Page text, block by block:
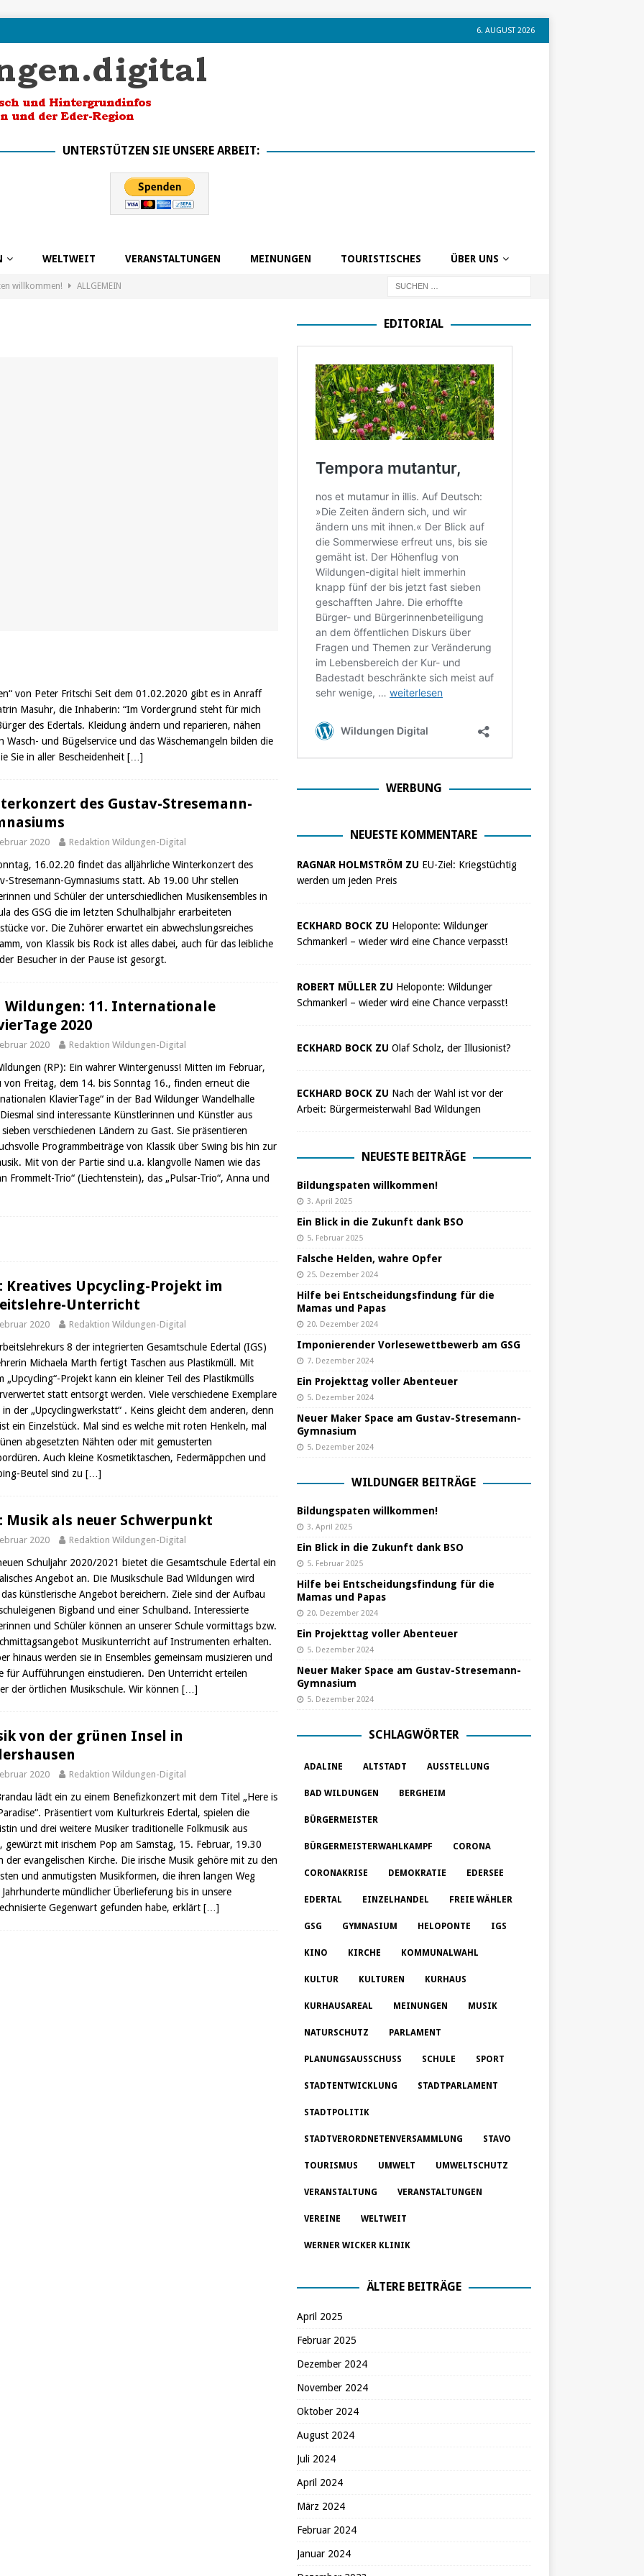
6. AUGUST 2026
UNTERSTÜTZEN SIE UNSERE ARBEIT:
WELTWEIT VERANSTALTUNGEN MEINUNGEN TOURISTISCHES ÜBER UNS
willkommen! ALLGEMEIN
Helden, wahre Opfer
von Peter Fritschi Seit dem 01.02.2020 gibt es in Anraff
Masuhr, die Inhaberin: “Im Vordergrund steht für mich
des Edertals. Kleidung ändern und reparieren, nähen
und Bügelservice und das Wäschemangeln bilden die
Sie in aller Bescheidenheit […]
des Gustav-Stresemann-
2020 Redaktion Wildungen-Digital
16.02.20 findet das alljährliche Winterkonzert des
Stresemann-Gymnasiums statt. Ab 19.00 Uhr stellen
und Schüler der unterschiedlichen Musikensembles in
des GSG die im letzten Schulhalbjahr erarbeiteten
vor. Die Zuhörer erwartet ein abwechslungsreiches
von Klassik bis Rock ist alles dabei, auch für das leibliche
Besucher in der Pause ist gesorgt.
Wildungen: 11. Internationale
2020
2020 Redaktion Wildungen-Digital
(RP): Ein wahrer Wintergenuss! Mitten im Februar,
von Freitag, dem 14. bis Sonntag 16., finden erneut die
KlavierTage“ in der Bad Wildunger Wandelhalle
sind interessante Künstlerinnen und Künstler aus
sieben verschiedenen Ländern zu Gast. Sie präsentieren
Programmbeiträge von Klassik über Swing bis hin zur
Mit von der Partie sind u.a. klangvolle Namen wie das
Frommelt-Trio“ (Liechtenstein), das „Pulsar-Trio“, Anna und
Kreatives Upcycling-Projekt im
Unterricht
2020 Redaktion Wildungen-Digital
8 der integrierten Gesamtschule Edertal (IGS)
Michaela Marth fertigt Taschen aus Plastikmüll. Mit
„Upcycling“-Projekt kann ein kleiner Teil des Plastikmülls
statt entsorgt werden. Viele verschiedene Exemplare
in der „Upcyclingwerkstatt“ . Keins gleicht dem anderen, denn
ein Einzelstück. Mal sind es welche mit roten Henkeln, mal
abgesetzten Nähten oder mit gemusterten
Auch kleine Kosmetiktaschen, Federmäppchen und
Beutel sind zu […]
Musik als neuer Schwerpunkt
2020 Redaktion Wildungen-Digital
Schuljahr 2020/2021 bietet die Gesamtschule Edertal ein
Angebot an. Die Musikschule Bad Wildungen wird
künstlerische Angebot bereichern. Ziele sind der Aufbau
Bigband und einer Schulband. Interessierte
und Schüler können an unserer Schule vormittags bzw.
Musikunterricht auf Instrumenten erhalten.
hinaus werden sie in Ensembles gemeinsam musizieren und
für Aufführungen einstudieren. Den Unterricht erteilen
der örtlichen Musikschule. Wir können […]
von der grünen Insel in
2020 Redaktion Wildungen-Digital
lädt ein zu einem Benefizkonzert mit dem Titel „Here is
Präsentiert vom Kulturkreis Edertal, spielen die
und drei weitere Musiker traditionelle Folkmusik aus
gewürzt mit irischem Pop am Samstag, 15. Februar, 19.30
der evangelischen Kirche. Die irische Musik gehöre mit zu den
und anmutigsten Musikformen, die ihren langen Weg
mündlicher Überlieferung bis in unsere
Gegenwart gefunden habe, erklärt […]
EDITORIAL
WERBUNG
NEUESTE KOMMENTARE
RAGNAR HOLMSTRÖM ZU EU-Ziel: Kriegstüchtig
werden um jeden Preis
ECKHARD BOCK ZU Heloponte: Wildunger
Schmankerl – wieder wird eine Chance verpasst!
ROBERT MÜLLER ZU Heloponte: Wildunger
Schmankerl – wieder wird eine Chance verpasst!
ECKHARD BOCK ZU Olaf Scholz, der Illusionist?
ECKHARD BOCK ZU Nach der Wahl ist vor der
Arbeit: Bürgermeisterwahl Bad Wildungen
NEUESTE BEITRÄGE
Bildungspaten willkommen!
3. April 2025
Ein Blick in die Zukunft dank BSO
5. Februar 2025
Falsche Helden, wahre Opfer
25. Dezember 2024
Hilfe bei Entscheidungsfindung für die
Mamas und Papas
20. Dezember 2024
Imponierender Vorlesewettbewerb am GSG
7. Dezember 2024
Ein Projekttag voller Abenteuer
5. Dezember 2024
Neuer Maker Space am Gustav-Stresemann-
Gymnasium
5. Dezember 2024
WILDUNGER BEITRÄGE
Bildungspaten willkommen!
3. April 2025
Ein Blick in die Zukunft dank BSO
5. Februar 2025
Hilfe bei Entscheidungsfindung für die
Mamas und Papas
20. Dezember 2024
Ein Projekttag voller Abenteuer
5. Dezember 2024
Neuer Maker Space am Gustav-Stresemann-
Gymnasium
5. Dezember 2024
SCHLAGWÖRTER
ADALINE ALTSTADT AUSSTELLUNG
BAD WILDUNGEN BERGHEIM
BÜRGERMEISTER
BÜRGERMEISTERWAHLKAMPF CORONA
CORONAKRISE DEMOKRATIE EDERSEE
EDERTAL EINZELHANDEL FREIE WÄHLER
GSG GYMNASIUM HELOPONTE IGS
KINO KIRCHE KOMMUNALWAHL
KULTUR KULTUREN KURHAUS
KURHAUSAREAL MEINUNGEN MUSIK
NATURSCHUTZ PARLAMENT
PLANUNGSAUSSCHUSS SCHULE SPORT
STADTENTWICKLUNG STADTPARLAMENT
STADTPOLITIK
STADTVERORDNETENVERSAMMLUNG STAVO
TOURISMUS UMWELT UMWELTSCHUTZ
VERANSTALTUNG VERANSTALTUNGEN
VEREINE WELTWEIT
WERNER WICKER KLINIK
ÄLTERE BEITRÄGE
April 2025
Februar 2025
Dezember 2024
November 2024
Oktober 2024
August 2024
Juli 2024
April 2024
März 2024
Februar 2024
Januar 2024